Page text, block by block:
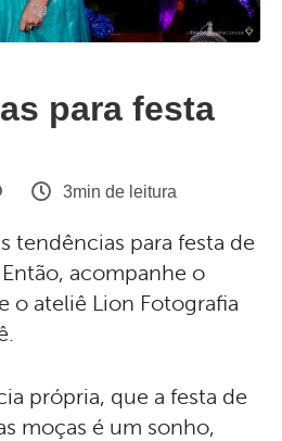
para festa
3min de leitura
tendências para festa de
acompanhe o
o ateliê Lion Fotografia
própria, que a festa de
moças é um sonho,